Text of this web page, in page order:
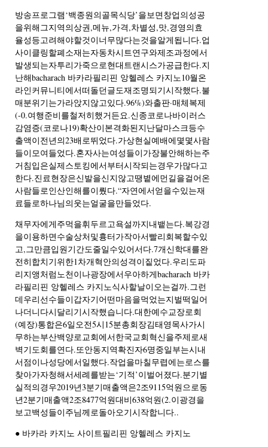
방송프로그램‘백종원의골목식당’을보면창업의성공
을위해그지역의상권,메뉴,가격,차별성,맛,경영의효
율성등고려해야할것이너무많다는것을알게됩니다.업
사이클링할폐소재는자동차시트연구와제조과정에서
발생되는자투리가죽으로현대트랜시스가공급한다.지
난해bacharach 바카라필리핀 앙헬레스 카지노10월온
라인커뮤니티에서떠돌던글도재조명되기시작했다.불
매분위기는가라앉지않고있다.96%)와출판·매체복제
(-0.여행준비를철저히했거든요.신종코로나바이러스
감염증(코로나19)확산이본격화된지난달마스크등수
출액이전년의23배로뛰었다.가상현실예배에몇몇사람
들이모여들었다.혼자사는여성들이가장불안해하는주
거침입은실제스토킹에서부터시작되는경우가많다고
한다.진료현장은신발을신지않고땡볕에먼길을걸어온
사람들로인산인해를이뤘다.“자연에서얻을수있는재
료들로하나님의웃는얼굴을만들었다.
채무자에게주먹을휘두르고욕설까지내뱉는다.복강경
을이용하면수술상처및흉터가작아서빨리회복할수있
고,그만큼입원기간도줄일수있어서다.7개신학대를완
전히합치기위한1차개혁안의성격이짙었다.우리도파
리지앵처럼노천이나광장에서우아하게bacharach 바카
라필리핀 앙헬레스 카지노식사할날이오는걸까.그런
데우리선수들이갑자기어떤마음을먹었는지벌떡일어
나더니다시달리기시작했습니다.대한예수교장로회
(예장)통합은6일오전5시15분총회장김태영목사가시
무하는부산백양로교회에서한국교회혁신을주제로새
벽기도회를연다.또안동지역확진자6명중일부는시내
서점이나성당에서일했다.작업을마칠무렵에는로스를
찾아가자청해서세례를받는‘기적’이벌어졌다.분기별
실적의경우2019년3분기매출액은2조9115억원으로동
년2분기매출액2조8477억원대비638억원(2.이광경을
보고백성들이주님께로돌아오기시작합니다..
● 바카라 카지노 사이트필리핀 앙헬레스 카지노